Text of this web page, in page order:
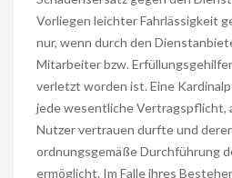
Vorliegen leichter Fahrlässigkeit
nur, wenn durch den
Mitarbeiter bzw.
verletzt worden ist. Eine
jede wesentliche Vertragspflicht,
Nutzer vertrauen durfte und
ordnungsgemäße Durchführung
ermöglicht. Im Falle ihres